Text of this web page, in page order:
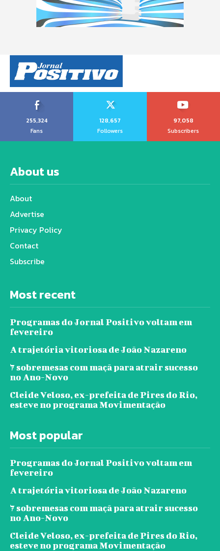
255,324
Fans
128,657
Followers
97,058
Subscribers
About us
About
Advertise
Privacy Policy
Contact
Subscribe
Most recent
Programas do Jornal Positivo voltam em
fevereiro
A trajetória vitoriosa de João Nazareno
7 sobremesas com maçã para atrair sucesso
no Ano-Novo
Cleide Veloso, ex-prefeita de Pires do Rio,
esteve no programa Movimentação
Most popular
Programas do Jornal Positivo voltam em
fevereiro
A trajetória vitoriosa de João Nazareno
7 sobremesas com maçã para atrair sucesso
no Ano-Novo
Cleide Veloso, ex-prefeita de Pires do Rio,
esteve no programa Movimentação